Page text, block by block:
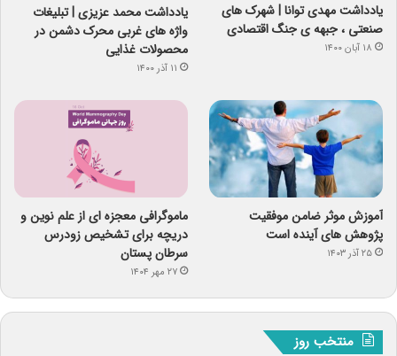
یادداشت مهدی توانا | شهرک های
صنعتی ، جبهه ی جنگ اقتصادی
۱۸ آبان ۱۴۰۰
یادداشت محمد عزیزی | تبلیغات
واژه های غربی محرک دشمن در
محصولات غذایی
۱۱ آذر ۱۴۰۰
آموزش موثر ضامن موفقیت
پژوهش های آینده است
۲۵ آذر ۱۴۰۳
ماموگرافی معجزه ای از علم نوین و
دریچه برای تشخیص زودرس
سرطان پستان
۲۷ مهر ۱۴۰۴
منتخب روز